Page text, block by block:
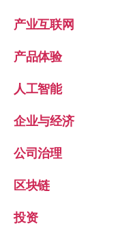
产业互联网
产品体验
人工智能
企业与经济
公司治理
区块链
投资